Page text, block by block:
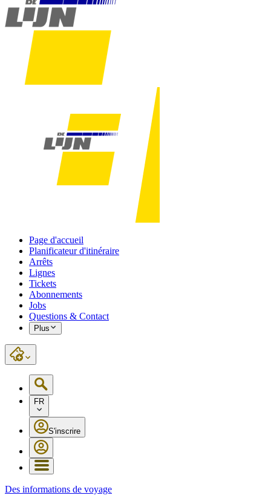
Page d'accueil
Planificateur d'itinéraire
Arrêts
Lignes
Tickets
Abonnements
Jobs
Questions & Contact
Plus
FR
S'inscrire
Des informations de voyage